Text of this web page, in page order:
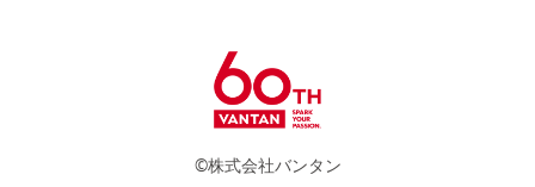
©株式会社バンタン